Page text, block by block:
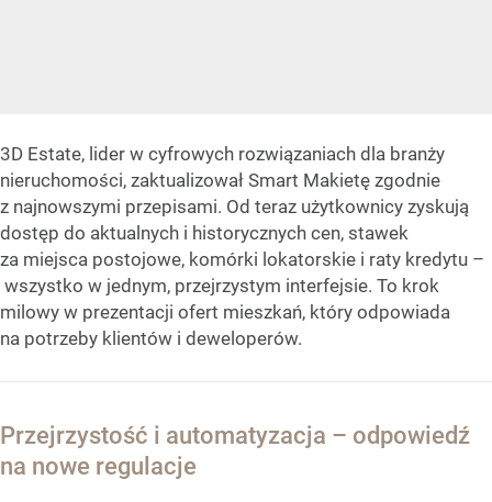
3D Estate, lider w cyfrowych rozwiązaniach dla branży
nieruchomości, zaktualizował Smart Makietę zgodnie
z najnowszymi przepisami. Od teraz użytkownicy zyskują
dostęp do aktualnych i historycznych cen, stawek
za miejsca postojowe, komórki lokatorskie i raty kredytu –
wszystko w jednym, przejrzystym interfejsie. To krok
milowy w prezentacji ofert mieszkań, który odpowiada
na potrzeby klientów i deweloperów.
Przejrzystość i automatyzacja – odpowiedź
na nowe regulacje